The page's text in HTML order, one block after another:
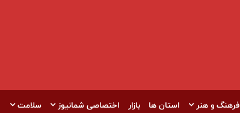
فرهنگ و هنر استان ها بازار اختصاصی شمانیوز سلامت